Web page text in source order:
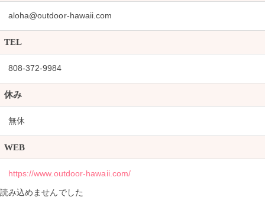
aloha@outdoor-hawaii.com
TEL
808-372-9984
休み
無休
WEB
https://www.outdoor-hawaii.com/
読み込めませんでした